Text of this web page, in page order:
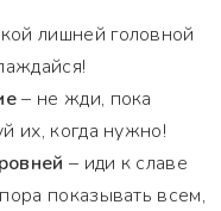
лишней головной
– не жди, пока
их, когда нужно!
– иди к славе
показывать всем,